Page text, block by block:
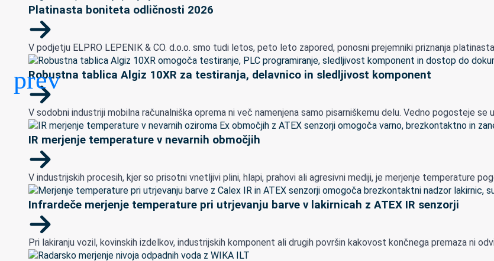
Platinasta boniteta odličnosti 2026
V podjetju ELPRO LEPENIK & CO. d.o.o. smo tudi letos, peto leto zapored, ponosni prejemniki priznanja
Robustna tablica Algiz 10XR za testiranja, delavnico in sledljivost komponent
V sodobni industriji mobilna računalniška oprema ni več namenjena samo pisarniškemu delu. Vedno pogosteje
IR merjenje temperature v nevarnih območjih
V industrijskih procesih, kjer so prisotni vnetljivi plini, hlapi, prahovi ali agresivni mediji, je merjenje temperature
Infrardeče merjenje temperature pri utrjevanju barve v lakirnicah z ATEX IR senzorji
Pri lakiranju vozil, kovinskih izdelkov, industrijskih komponent ali drugih površin kakovost končnega premaza ni